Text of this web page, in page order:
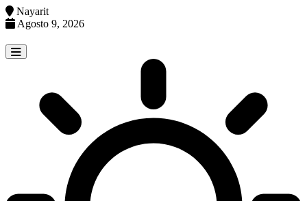
Nayarit
Agosto 9, 2026
to
content